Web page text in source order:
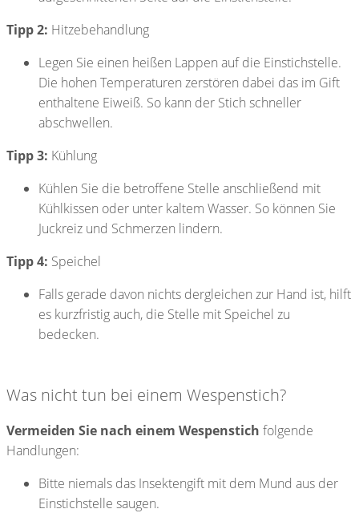
Tipp 2: Hitzebehandlung
Legen Sie einen heißen Lappen auf die Einstichstelle.
Die hohen Temperaturen zerstören dabei das im Gift
enthaltene Eiweiß. So kann der Stich schneller
abschwellen.
Tipp 3: Kühlung
Kühlen Sie die betroffene Stelle anschließend mit
Kühlkissen oder unter kaltem Wasser. So können Sie
Juckreiz und Schmerzen lindern.
Tipp 4: Speichel
Falls gerade davon nichts dergleichen zur Hand ist, hilft
es kurzfristig auch, die Stelle mit Speichel zu
bedecken.
Was nicht tun bei einem Wespenstich?
Vermeiden Sie nach einem Wespenstich folgende
Handlungen:
Bitte niemals das Insektengift mit dem Mund aus der
Einstichstelle saugen.